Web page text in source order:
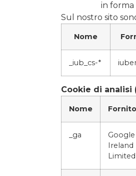
in forma
Sul nostro sito
Nome
_iub_cs-*
Cookie di analisi
Nome
_ga
Google
Ireland
Limited